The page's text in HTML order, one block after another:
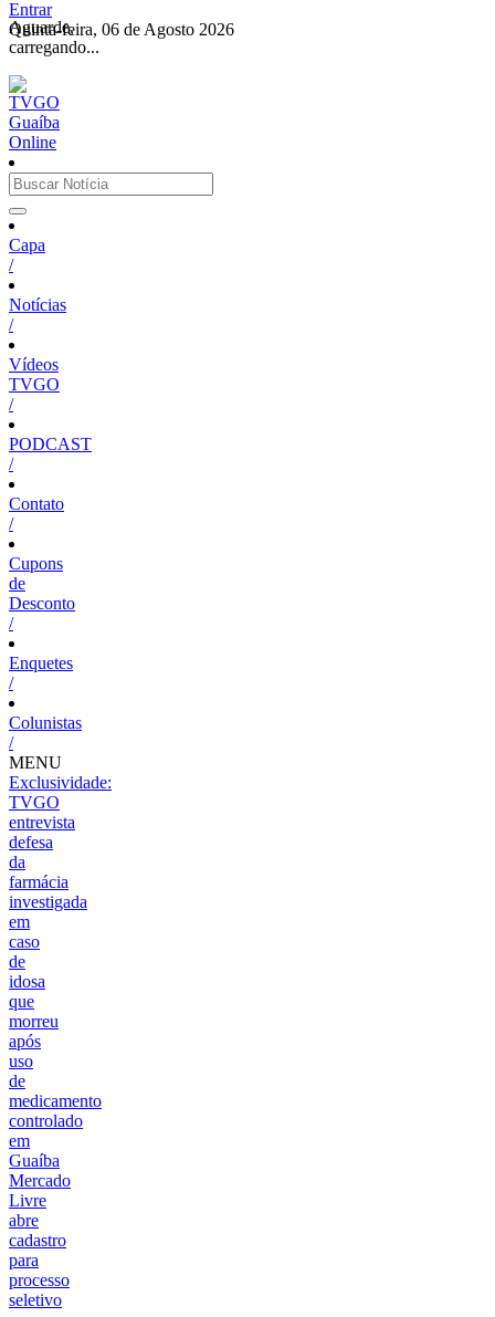
Aguarde,
carregando...
Entrar
Quinta-feira, 06 de Agosto 2026
Capa
/
Notícias
/
Vídeos
TVGO
/
PODCAST
/
Contato
/
Cupons
de
Desconto
/
Enquetes
/
Colunistas
/
MENU
Exclusividade:
TVGO
entrevista
defesa
da
farmácia
investigada
em
caso
de
idosa
que
morreu
após
uso
de
medicamento
controlado
em
Guaíba
Mercado
Livre
abre
cadastro
para
processo
seletivo